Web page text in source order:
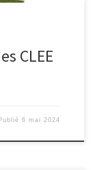
CLEE
6 mai 2024